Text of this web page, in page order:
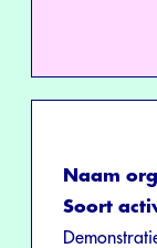
Naam
Soort